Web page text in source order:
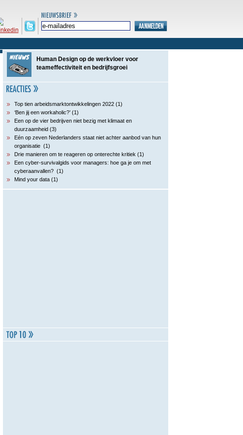
Human Design op de werkvloer voor
teameffectiviteit en bedrijfsgroei
Top tien arbeidsmarktontwikkelingen 2022 (1)
‘Ben jij een workaholic?’ (1)
Een op de vier bedrijven niet bezig met klimaat en
duurzaamheid (3)
Eén op zeven Nederlanders staat niet achter aanbod van hun
organisatie (1)
Drie manieren om te reageren op onterechte kritiek (1)
Een cyber-survivalgids voor managers: hoe ga je om met
cyberaanvallen? (1)
Mind your data (1)